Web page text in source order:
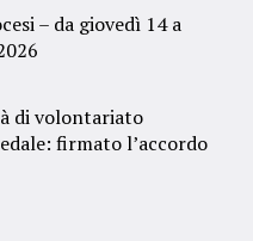
– da giovedì 14 a
di volontariato
firmato l’accordo